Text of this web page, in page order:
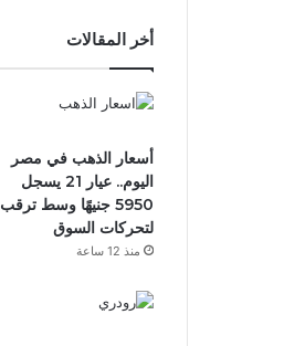
أخر المقالات
أسعار الذهب في مصر
اليوم.. عيار 21 يسجل
5950 جنيهًا وسط ترقب
لتحركات السوق
منذ 12 ساعة